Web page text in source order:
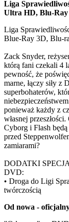
Liga
Ultra HD, Blu-
Liga
Blue-Ray 3D, Blu-
Zack Snyder,
którą fani czekali 4
pewność, że
marne, łączy siły z
superbohaterów,
ponieważ każdy z
własnej
Cyborg i Flash
przed
zamiarami?
DODATKI
DVD:
• Droga do Ligi
twórczością
Od nowa -